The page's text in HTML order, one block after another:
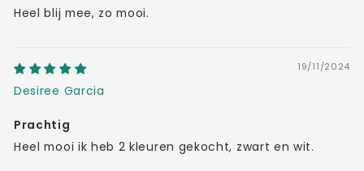
Heel blij mee, zo mooi.
19/11/2024
Desiree Garcia
Prachtig
Heel mooi ik heb 2 kleuren gekocht, zwart en wit.